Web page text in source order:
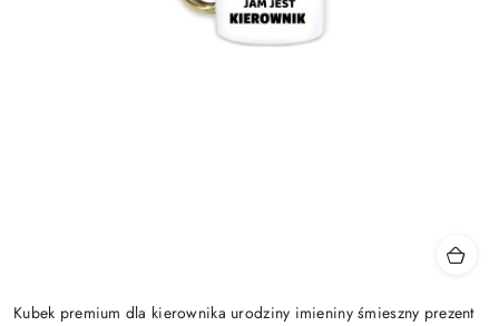
Kubek premium dla kierownika urodziny imieniny śmieszny prezent